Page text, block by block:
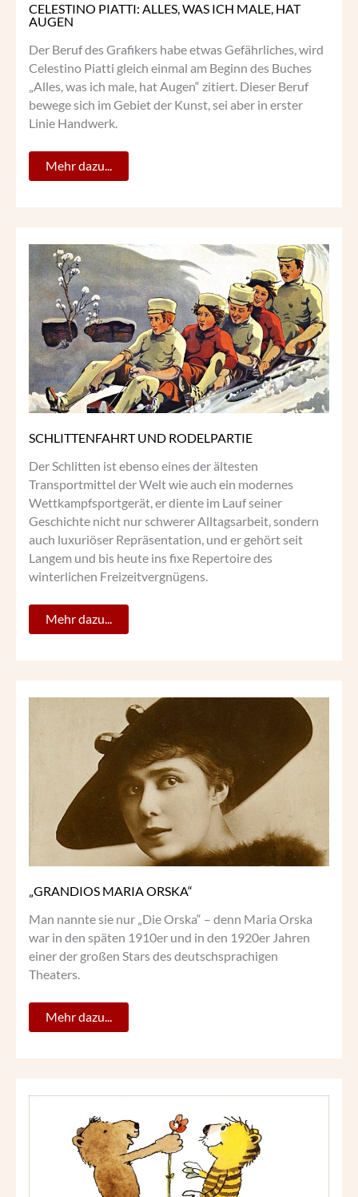
CELESTINO PIATTI: ALLES, WAS ICH MALE, HAT
AUGEN
Der Beruf des Grafikers habe etwas Gefährliches, wird
Celestino Piatti gleich einmal am Beginn des Buches
„Alles, was ich male, hat Augen“ zitiert. Dieser Beruf
bewege sich im Gebiet der Kunst, sei aber in erster
Linie Handwerk.
Mehr dazu...
SCHLITTENFAHRT UND RODELPARTIE
Der Schlitten ist ebenso eines der ältesten
Transportmittel der Welt wie auch ein modernes
Wettkampfsportgerät, er diente im Lauf seiner
Geschichte nicht nur schwerer Alltagsarbeit, sondern
auch luxuriöser Repräsentation, und er gehört seit
Langem und bis heute ins fixe Repertoire des
winterlichen Freizeitvergnügens.
SCHLITTENFAHRT
UND
RODELPARTIE
Mehr dazu...
„GRANDIOS MARIA ORSKA“
Man nannte sie nur „Die Orska“ – denn Maria Orska
war in den späten 1910er und in den 1920er Jahren
einer der großen Stars des deutschsprachigen
Theaters.
„GRANDIOS
Mehr dazu...
JANOSCHS